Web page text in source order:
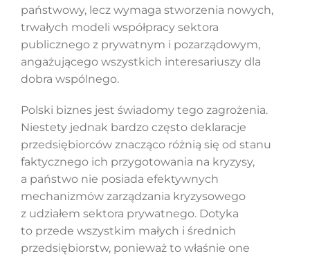
państwowy, lecz wymaga stworzenia nowych,
trwałych modeli współpracy sektora
publicznego z prywatnym i pozarządowym,
angażującego wszystkich interesariuszy dla
dobra wspólnego.
Polski biznes jest świadomy tego zagrożenia.
Niestety jednak bardzo często deklaracje
przedsiębiorców znacząco różnią się od stanu
faktycznego ich przygotowania na kryzysy,
a państwo nie posiada efektywnych
mechanizmów zarządzania kryzysowego
z udziałem sektora prywatnego. Dotyka
to przede wszystkim małych i średnich
przedsiębiorstw, ponieważ to właśnie one